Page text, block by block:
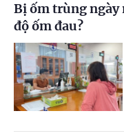
Bị ốm trùng ngày
độ ốm đau?